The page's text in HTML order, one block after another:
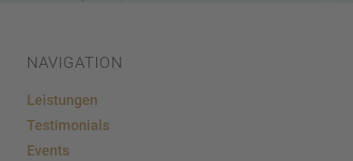
NAVIGA­TION
Leistun­gen
Testi­mo­ni­als
Events